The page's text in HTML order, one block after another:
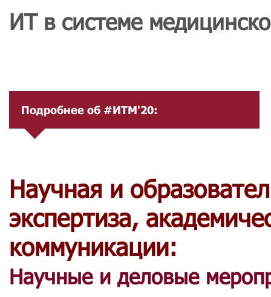
ИТ в системе
Подробнее об #ИТМ'20:
Научная и
экспертиза,
коммуникации:
Научные и деловые